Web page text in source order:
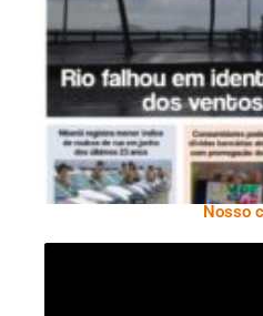
Ano X – Número 366
Nosso